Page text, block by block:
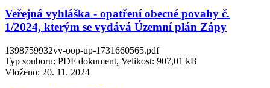
Veřejná vyhláška - opatření obecné povahy č.
1/2024, kterým se vydává Územní plán Zápy
1398759932vv-oop-up-1731660565.pdf
Typ souboru: PDF dokument, Velikost: 907,01 kB
Vloženo: 20. 11. 2024